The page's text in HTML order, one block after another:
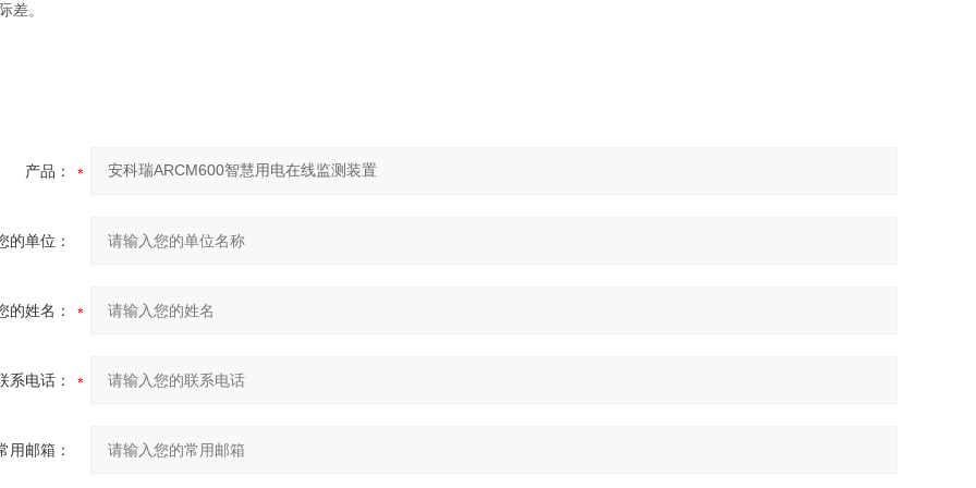
差。
产品：
的单位：
的姓名：
系电话：
用邮箱：